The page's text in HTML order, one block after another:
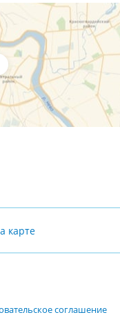
карте
соглашение